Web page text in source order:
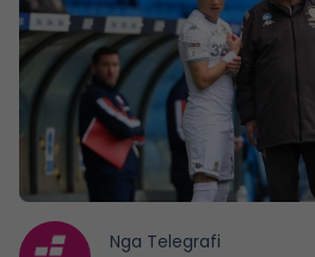
Nga Telegrafi